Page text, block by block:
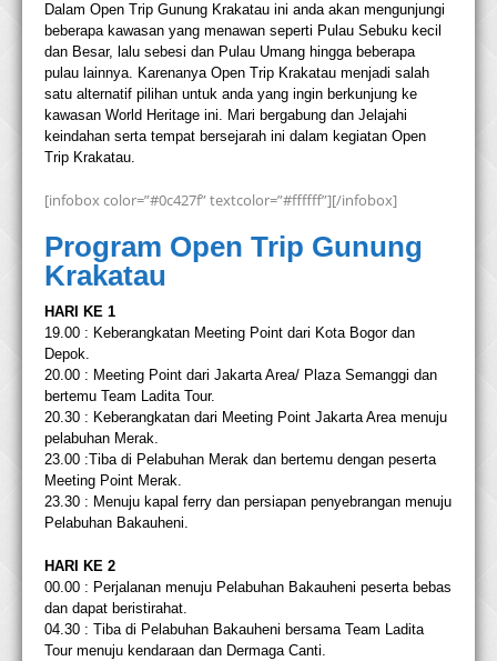
Dalam Open Trip Gunung Krakatau ini anda akan mengunjungi
beberapa kawasan yang menawan seperti Pulau Sebuku kecil
dan Besar, lalu sebesi dan Pulau Umang hingga beberapa
pulau lainnya. Karenanya Open Trip Krakatau menjadi salah
satu alternatif pilihan untuk anda yang ingin berkunjung ke
kawasan World Heritage ini. Mari bergabung dan Jelajahi
keindahan serta tempat bersejarah ini dalam kegiatan Open
Trip Krakatau.
[infobox color=”#0c427f” textcolor=”#ffffff”][/infobox]
Program Open Trip Gunung
Krakatau
HARI KE 1
19.00 : Keberangkatan Meeting Point dari Kota Bogor dan
Depok.
20.00 : Meeting Point dari Jakarta Area/ Plaza Semanggi dan
bertemu Team Ladita Tour.
20.30 : Keberangkatan dari Meeting Point Jakarta Area menuju
pelabuhan Merak.
23.00 :Tiba di Pelabuhan Merak dan bertemu dengan peserta
Meeting Point Merak.
23.30 : Menuju kapal ferry dan persiapan penyebrangan menuju
Pelabuhan Bakauheni.
HARI KE 2
00.00 : Perjalanan menuju Pelabuhan Bakauheni peserta bebas
dan dapat beristirahat.
04.30 : Tiba di Pelabuhan Bakauheni bersama Team Ladita
Tour menuju kendaraan dan Dermaga Canti.